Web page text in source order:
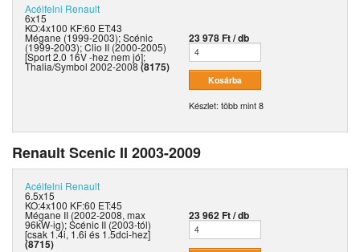
Acélfelni Renault
6x15
KO:4x100 KF:60 ET:43
Mégane (1999-2003); Scénic
(1999-2003); Clio II (2000-2005)
[Sport 2.0 16V -hez nem jó];
Thalia/Symbol 2002-2008 (8175)
23 978 Ft / db
Készlet: több mint 8
Renault Scenic II 2003-2009
Acélfelni Renault
6.5x15
KO:4x100 KF:60 ET:45
Mégane II (2002-2008, max
96kW-ig); Scénic II (2003-tól)
[csak 1.4i, 1.6i és 1.5dci-hez]
(8715)
23 962 Ft / db